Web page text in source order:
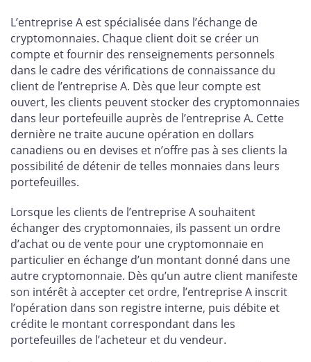
L’entreprise A est spécialisée dans l’échange de
cryptomonnaies. Chaque client doit se créer un
compte et fournir des renseignements personnels
dans le cadre des vérifications de connaissance du
client de l’entreprise A. Dès que leur compte est
ouvert, les clients peuvent stocker des cryptomonnaies
dans leur portefeuille auprès de l’entreprise A. Cette
dernière ne traite aucune opération en dollars
canadiens ou en devises et n’offre pas à ses clients la
possibilité de détenir de telles monnaies dans leurs
portefeuilles.
Lorsque les clients de l’entreprise A souhaitent
échanger des cryptomonnaies, ils passent un ordre
d’achat ou de vente pour une cryptomonnaie en
particulier en échange d’un montant donné dans une
autre cryptomonnaie. Dès qu’un autre client manifeste
son intérêt à accepter cet ordre, l’entreprise A inscrit
l’opération dans son registre interne, puis débite et
crédite le montant correspondant dans les
portefeuilles de l’acheteur et du vendeur.